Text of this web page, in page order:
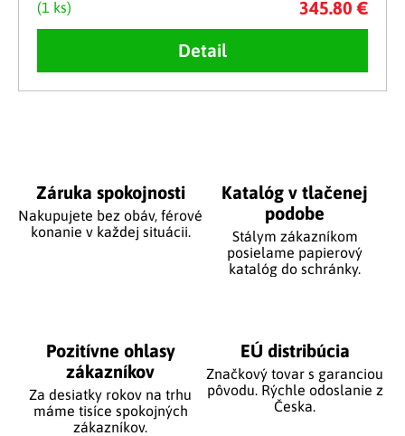
(1 ks)
345.80 €
Detail
Záruka spokojnosti
Nakupujete bez obáv, férové
​​konanie v každej situácii.
Katalóg v tlačenej
podobe
Stálym zákazníkom
posielame papierový
katalóg do schránky.
Pozitívne ohlasy
zákazníkov
Za desiatky rokov na trhu
máme tisíce spokojných
zákazníkov.
EÚ distribúcia
Značkový tovar s garanciou
pôvodu. Rýchle odoslanie z
Česka.